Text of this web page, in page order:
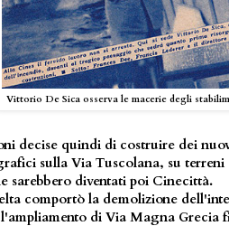
Vittorio De Sica osserva le macerie degli
decise quindi di costruire dei
sulla Via Tuscolana, su
sarebbero diventati poi Cinecittà.
comportò la demolizione
di Via Magna Grecia